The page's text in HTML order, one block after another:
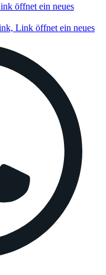
öffnet ein neues
Link öffnet ein neues